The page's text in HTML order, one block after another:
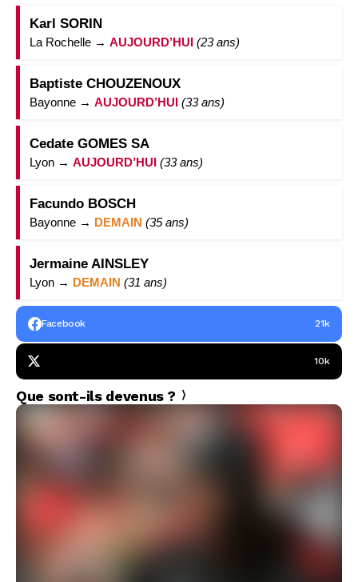
Karl SORIN
La Rochelle → AUJOURD’HUI (23 ans)
Baptiste CHOUZENOUX
Bayonne → AUJOURD’HUI (33 ans)
Cedate GOMES SA
Lyon → AUJOURD’HUI (33 ans)
Facundo BOSCH
Bayonne → DEMAIN (35 ans)
Jermaine AINSLEY
Lyon → DEMAIN (31 ans)
Facebook 21k
10k
Que sont-ils devenus ?